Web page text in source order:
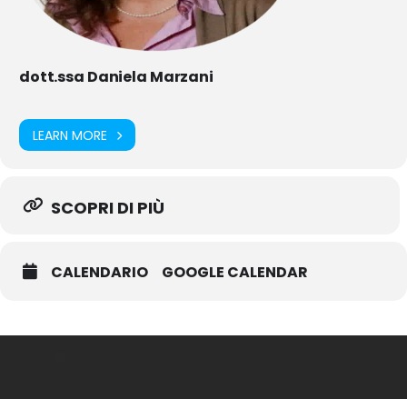
dott.ssa Daniela Marzani
LEARN MORE
SCOPRI DI PIÙ
CALENDARIO GOOGLE CALENDAR